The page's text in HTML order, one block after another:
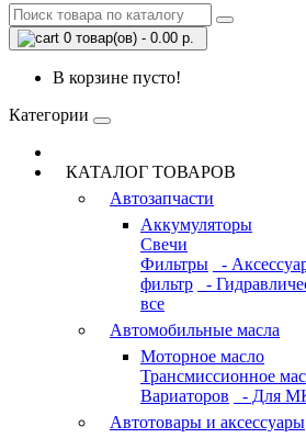
0 товар(ов) - 0.00 р.
В корзине пусто!
Категории
КАТАЛОГ ТОВАРОВ
Автозапчасти
Аккумуляторы
Свечи
Фильтры
-
фильтр
-
все
Автомобильные масла
Моторное масло
Трансмиссионное
Вариаторов
- Для
Автотовары и аксессуары